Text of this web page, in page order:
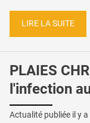
LIRE LA SUITE
PLAIES
l'infection
Actualité publiée il y a